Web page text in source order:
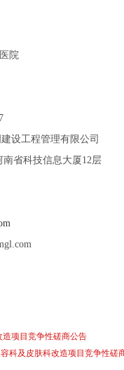
院
设工程管理有限公司
南省科技信息大厦12层
项目竞争性磋商公告
科及皮肤科改造项目竞争性磋